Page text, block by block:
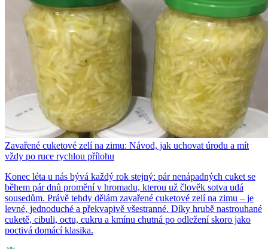
Zavařené cuketové zelí na zimu: Návod, jak uchovat úrodu a mít
vždy po ruce rychlou přílohu
Konec léta u nás bývá každý rok stejný: pár nenápadných cuket se
během pár dnů promění v hromadu, kterou už člověk sotva udá
sousedům. Právě tehdy dělám zavařené cuketové zelí na zimu – je
levné, jednoduché a překvapivě všestranné. Díky hrubě nastrouhané
cuketě, cibuli, octu, cukru a kmínu chutná po odležení skoro jako
poctivá domácí klasika.